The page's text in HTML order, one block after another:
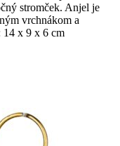
stromček. Anjel je
vrchnákom a
14 x 9 x 6 cm